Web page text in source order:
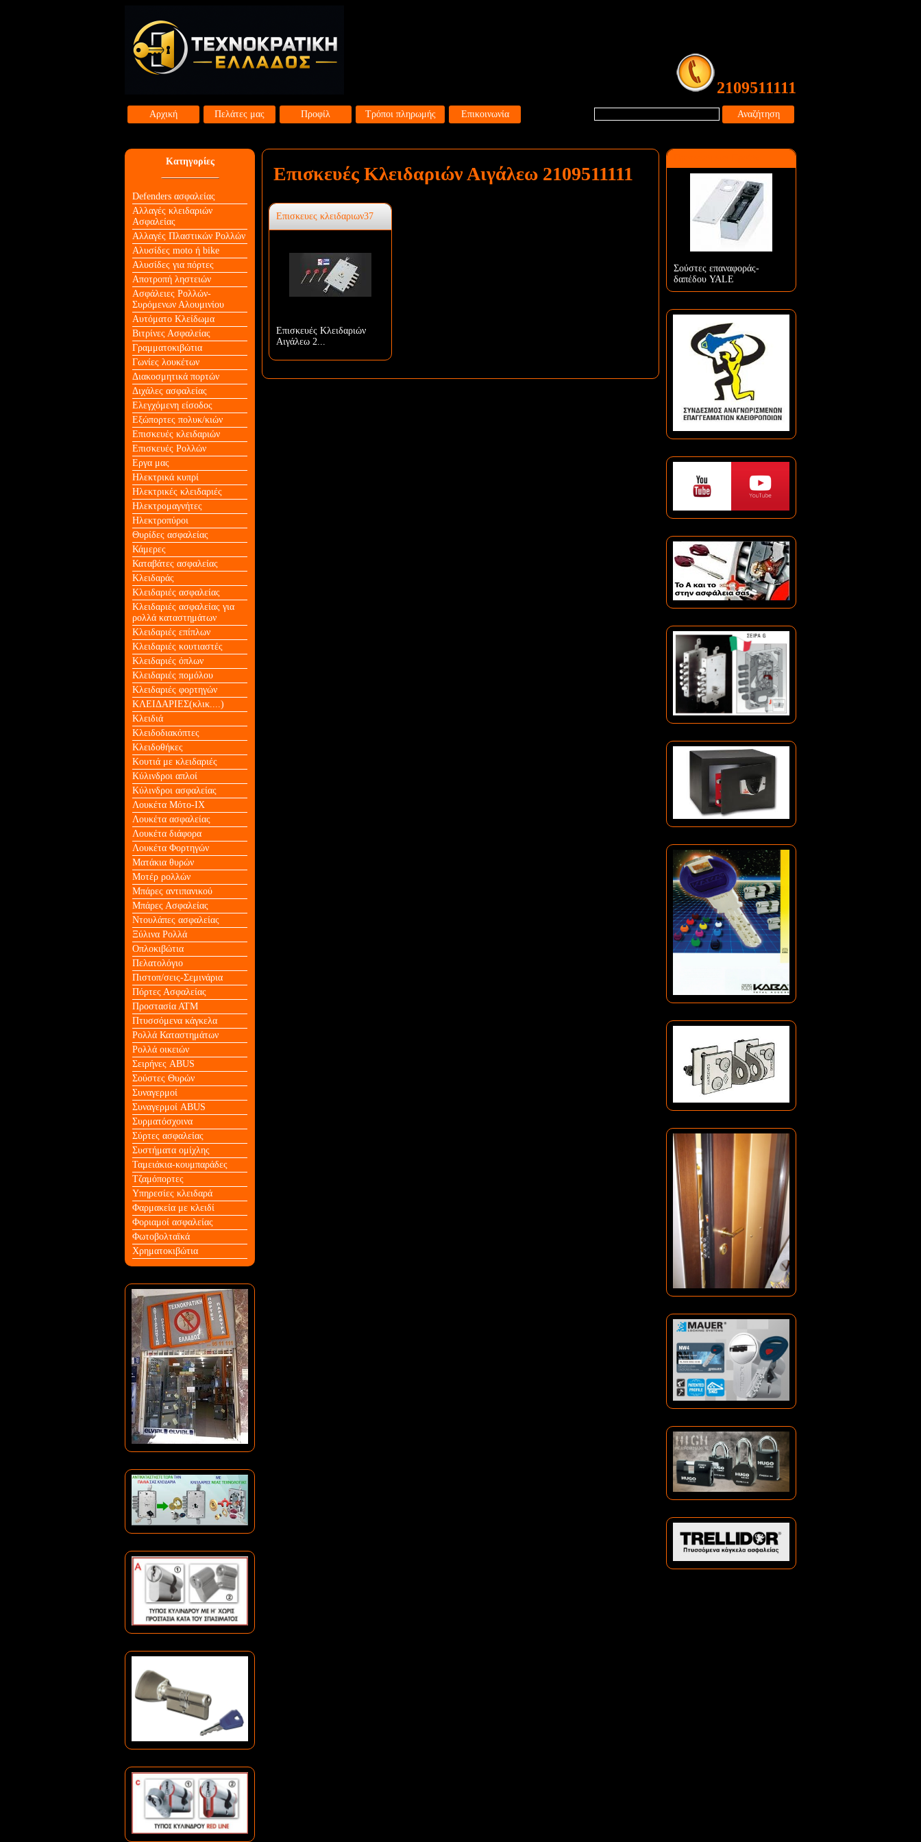
2109511111
Αρχική Πελάτες μας Προφίλ Τρόποι πληρωμής Επικοινωνία Αναζήτηση
Κατηγορίες
Defenders ασφαλείας
Αλλαγές κλειδαριών
Aσφαλείας
Αλλαγές Πλαστικών Ρολλών
Αλυσίδες moto ή bike
Αλυσίδες για πόρτες
Αποτροπή ληστειών
Ασφάλειες Ρολλών-
Συρόμενων Αλουμινίου
Αυτόματο Κλείδωμα
Βιτρίνες Ασφαλείας
Γραμματοκιβώτια
Γωνίες λουκέτων
Διακοσμητικά πορτών
Διχάλες ασφαλείας
Ελεγχόμενη είσοδος
Εξώπορτες πολυκ/κιών
Επισκευές κλειδαριών
Επισκευές Ρολλών
Εργα μας
Ηλεκτρικά κυπρί
Ηλεκτρικές κλειδαριές
Ηλεκτρομαγνήτες
Ηλεκτροπύροι
Θυρίδες ασφαλείας
Κάμερες
Καταβάτες ασφαλείας
Κλειδαράς
Κλειδαριές ασφαλείας
Κλειδαριές ασφαλείας για
ρολλά καταστημάτων
Κλειδαριές επίπλων
Κλειδαριές κουτιαστές
Κλειδαριές όπλων
Κλειδαριές πομόλου
Κλειδαριές φορτηγών
ΚΛΕΙΔΑΡΙΕΣ(κλικ....)
Κλειδιά
Κλειδοδιακόπτες
Κλειδοθήκες
Κουτιά με κλειδαριές
Κύλινδροι απλοί
Κύλινδροι ασφαλείας
Λουκέτα Mότο-ΙΧ
Λουκέτα ασφαλείας
Λουκέτα διάφορα
Λουκέτα Φορτηγών
Ματάκια θυρών
Μοτέρ ρολλών
Μπάρες αντιπανικού
Μπάρες Ασφαλείας
Ντουλάπες ασφαλείας
Ξύλινα Ρολλά
Οπλοκιβώτια
Πελατολόγιο
Πιστοπ/σεις-Σεμινάρια
Πόρτες Ασφαλείας
Προστασία ΑΤΜ
Πτυσσόμενα κάγκελα
Ρολλά Καταστημάτων
Ρολλά οικειών
Σειρήνες ABUS
Σούστες Θυρών
Συναγερμοί
Συναγερμοί ABUS
Συρματόσχοινα
Σύρτες ασφαλείας
Συστήματα ομίχλης
Ταμειάκια-κουμπαράδες
Τζαμόπορτες
Υπηρεσίες κλειδαρά
Φαρμακεία με κλειδί
Φοριαμοί ασφαλείας
Φωτοβολταϊκά
Χρηματοκιβώτια
Επισκευές Κλειδαριών Αιγάλεω 2109511111
Επισκευες κλειδαριων37
Επισκευές Κλειδαριών
Αιγάλεω 2...
Σούστες επαναφοράς-
δαπέδου YALE